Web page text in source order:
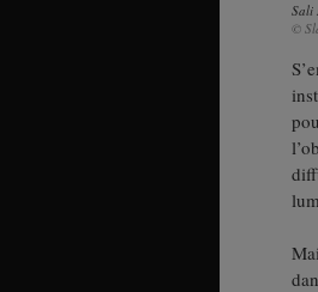
Sali
©